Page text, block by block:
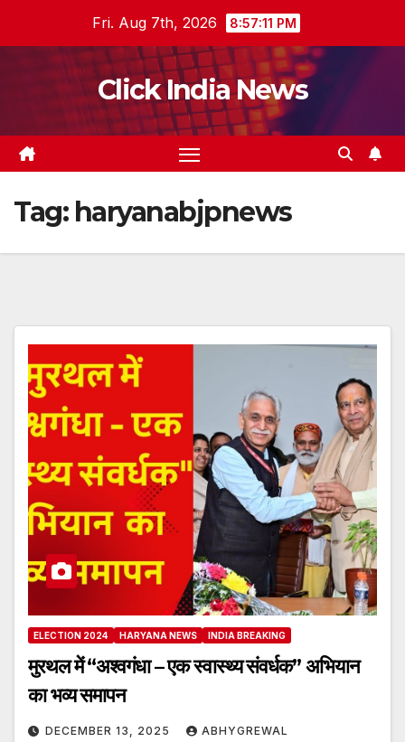
Fri. Aug 7th, 2026 8:57:11 PM
Click India News
Tag: haryanabjpnews
ELECTION 2024 HARYANA NEWS INDIA BREAKING
मुरथल में “अश्वगंधा – एक स्वास्थ्य संवर्धक” अभियान
का भव्य समापन
DECEMBER 13, 2025 ABHYGREWAL